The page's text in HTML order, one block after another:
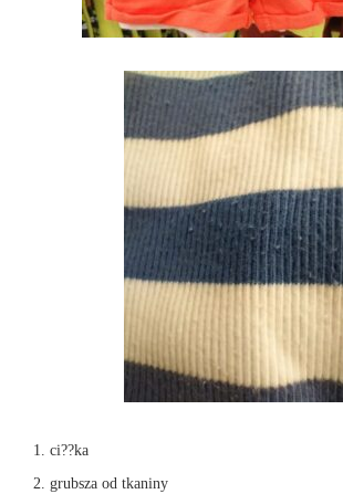
ci??ka
grubsza od tkaniny